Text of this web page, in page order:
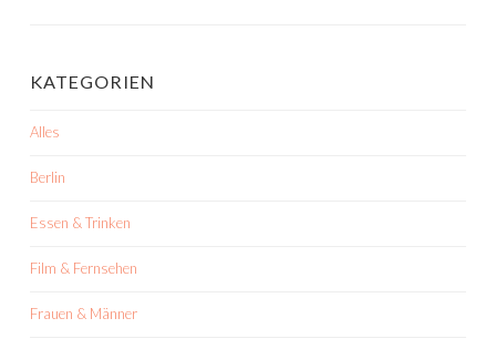
KATEGORIEN
Alles
Berlin
Essen & Trinken
Film & Fernsehen
Frauen & Männer